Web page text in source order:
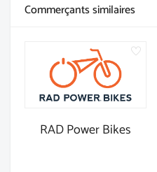
Commerçants similaires
RAD Power Bikes